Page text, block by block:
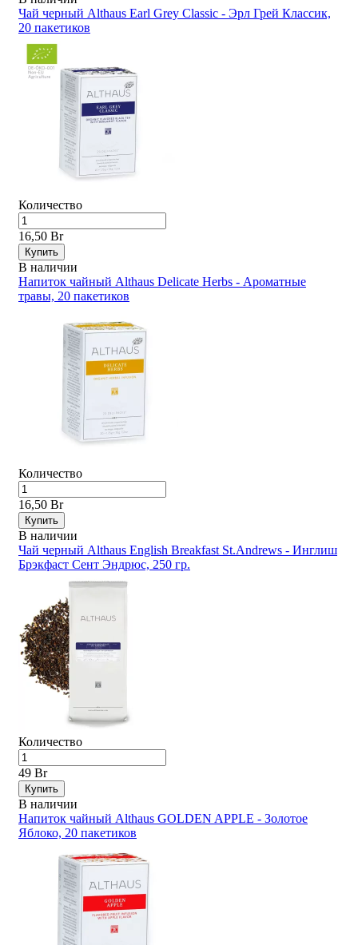
Чай черный Althaus Earl Grey Classic - Эрл Грей Классик,
20 пакетиков
Количество
16,50 Br
Купить
В наличии
Напиток чайный Althaus Delicate Herbs - Ароматные
травы, 20 пакетиков
Количество
16,50 Br
Купить
В наличии
Чай черный Althaus English Breakfast St.Andrews - Инглиш
Брэкфаст Сент Эндрюс, 250 гр.
Количество
49 Br
Купить
В наличии
Напиток чайный Althaus GOLDEN APPLE - Золотое
Яблоко, 20 пакетиков